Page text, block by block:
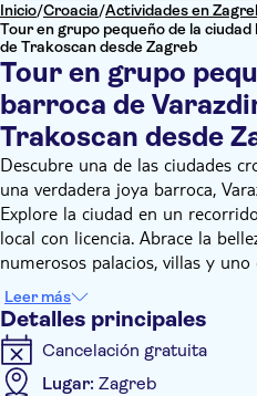
Inicio/Croacia/Actividades en
Tour en grupo pequeño de la
de Trakoscan desde Zagreb
Tour en grupo
barroca de
Trakoscan desde
Descubre una de las ciudades
una verdadera joya barroca,
Explore la ciudad en un
local con licencia. Abrace la
numerosos palacios, villas y
antiguos de Europa. Concluya
castillo de Trakoscan, donde
circundante y de un pintoresco
¡Recorrido en un pequeño
para una gran experiencia!
Leer más
Detalles principales
Cancelación gratuita
Lugar: Zagreb